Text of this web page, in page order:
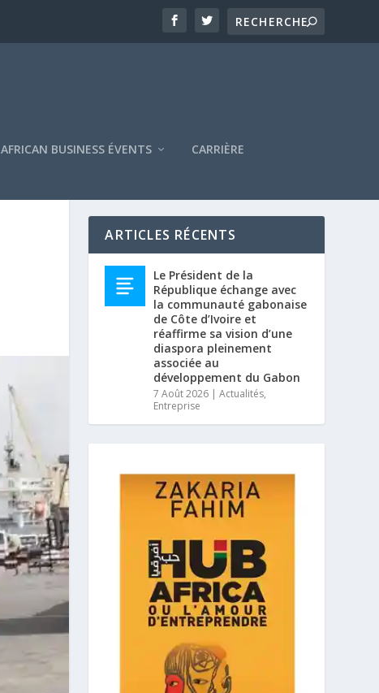
AFRICAN BUSINESS ÉVENTS CARRIÈRE
ARTICLES RÉCENTS
Le Président de la
République échange avec
la communauté gabonaise
de Côte d’Ivoire et
réaffirme sa vision d’une
diaspora pleinement
associée au
développement du Gabon
7 Août 2026 |Actualités,
Entreprise